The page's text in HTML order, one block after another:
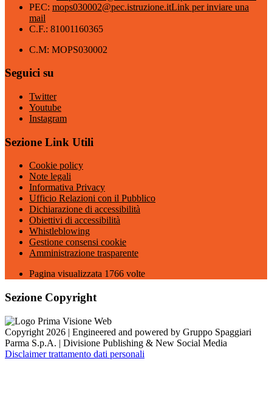
PEC: mops030002@pec.istruzione.itLink per inviare una
mail
C.F.: 81001160365
C.M: MOPS030002
Seguici su
Twitter
Youtube
Instagram
Sezione Link Utili
Cookie policy
Note legali
Informativa Privacy
Ufficio Relazioni con il Pubblico
Dichiarazione di accessibilità
Obiettivi di accessibilità
Whistleblowing
Gestione consensi cookie
Amministrazione trasparente
Pagina visualizzata 1766 volte
Sezione Copyright
Copyright 2026 | Engineered and powered by Gruppo Spaggiari
Parma S.p.A. | Divisione Publishing & New Social Media
Disclaimer trattamento dati personali